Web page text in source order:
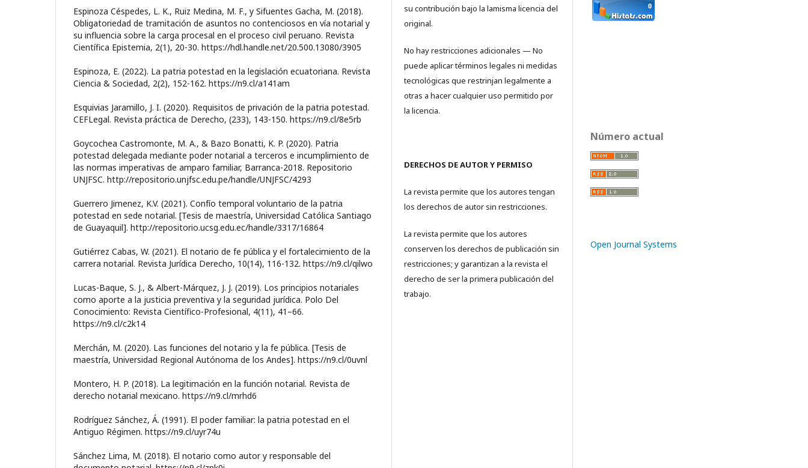
Espinoza Céspedes, L. K., Ruiz Medina, M. F., y Sifuentes Gacha, M. (2018).
Obligatoriedad de tramitación de asuntos no contenciosos en vía notarial y
su influencia sobre la carga procesal en el proceso civil peruano. Revista
Científica Epistemia, 2(1), 20-30. https://hdl.handle.net/20.500.13080/3905
Espinoza, E. (2022). La patria potestad en la legislación ecuatoriana. Revista
Ciencia & Sociedad, 2(2), 152-162. https://n9.cl/a141am
Esquivias Jaramillo, J. I. (2020). Requisitos de privación de la patria potestad.
CEFLegal. Revista práctica de Derecho, (233), 143-150. https://n9.cl/8e5rb
Goycochea Castromonte, M. A., & Bazo Bonatti, K. P. (2020). Patria
potestad delegada mediante poder notarial a terceros e incumplimiento de
las normas imperativas de amparo familiar, Barranca-2018. Repositorio
UNJFSC. http://repositorio.unjfsc.edu.pe/handle/UNJFSC/4293
Guerrero Jimenez, K.V. (2021). Confío temporal voluntario de la patria
potestad en sede notarial. [Tesis de maestría, Universidad Católica Santiago
de Guayaquil]. http://repositorio.ucsg.edu.ec/handle/3317/16864
Gutiérrez Cabas, W. (2021). El notario de fe pública y el fortalecimiento de la
carrera notarial. Revista Jurídica Derecho, 10(14), 116-132. https://n9.cl/qilwo
Lucas-Baque, S. J., & Albert-Márquez, J. J. (2019). Los principios notariales
como aporte a la justicia preventiva y la seguridad jurídica. Polo Del
Conocimiento: Revista Científico-Profesional, 4(11), 41–66.
https://n9.cl/c2k14
Merchán, M. (2020). Las funciones del notario y la fe pública. [Tesis de
maestría, Universidad Regional Autónoma de los Andes]. https://n9.cl/0uvnl
Montero, H. P. (2018). La legitimación en la función notarial. Revista de
derecho notarial mexicano. https://n9.cl/mrhd6
Rodríguez Sánchez, Á. (1991). El poder familiar: la patria potestad en el
Antiguo Régimen. https://n9.cl/uyr74u
Sánchez Lima, M. (2018). El notario como autor y responsable del
su contribución bajo la lamisma licencia del
original.
No hay restricciones adicionales — No
puede aplicar términos legales ni medidas
tecnológicas que restrinjan legalmente a
otras a hacer cualquier uso permitido por
la licencia.
DERECHOS DE AUTOR Y PERMISO
La revista permite que los autores tengan
los derechos de autor sin restricciones.
La revista permite que los autores
conserven los derechos de publicación sin
restricciones; y garantizan a la revista el
derecho de ser la primera publicación del
trabajo.
Número actual
Open Journal Systems